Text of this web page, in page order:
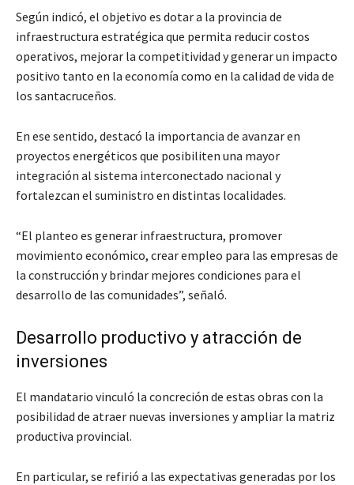
Según indicó, el objetivo es dotar a la provincia de
infraestructura estratégica que permita reducir costos
operativos, mejorar la competitividad y generar un impacto
positivo tanto en la economía como en la calidad de vida de
los santacruceños.
En ese sentido, destacó la importancia de avanzar en
proyectos energéticos que posibiliten una mayor
integración al sistema interconectado nacional y
fortalezcan el suministro en distintas localidades.
“El planteo es generar infraestructura, promover
movimiento económico, crear empleo para las empresas de
la construcción y brindar mejores condiciones para el
desarrollo de las comunidades”, señaló.
Desarrollo productivo y atracción de
inversiones
El mandatario vinculó la concreción de estas obras con la
posibilidad de atraer nuevas inversiones y ampliar la matriz
productiva provincial.
En particular, se refirió a las expectativas generadas por los